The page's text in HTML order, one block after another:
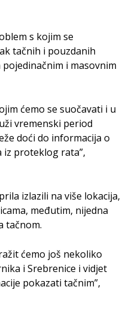
s kojim se
tačnih i pouzdanih
i masovnim
ćemo se suočavati i u
vremenski period
doći do informacija o
iz proteklog rata”,
izlazili na više lokacija,
međutim, nijedna
tačnom.
ćemo još nekoliko
i Srebrenice i vidjet
pokazati tačnim”,